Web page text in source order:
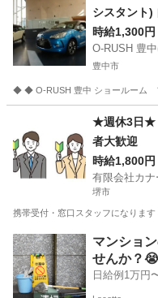
シスタント)
時給1,300円
O-RUSH 豊
豊中市
◆ ◆ O-RUSH 豊中 ショールーム フ
その他
★週休3日★
者大歓迎
時給1,800円
有限会社カ
堺市
携帯受付・窓口スタッフになりま
大阪 堺市 携帯ショップ
マンショ
せんか？